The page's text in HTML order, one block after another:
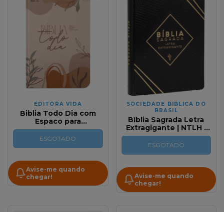
EDITORA VIDA
Biblia Todo Dia com
Espaco para
Anotacoes | Floral
ESGOTADO
Avise-me quando
chegar!
SOCIEDADE BIBLICA DO
BRASIL
Bíblia Sagrada Letra
Extragigante | NTLH |
Preta Com Indice
ESGOTADO
Avise-me quando
chegar!